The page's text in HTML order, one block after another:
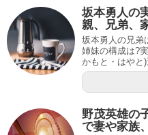
坂本勇人の
親、兄弟、
坂本勇人の兄弟
姉妹の構成は?
かもと・はやと)
野茂英雄の
で妻や家族